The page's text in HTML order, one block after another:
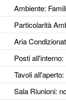
Ambiente:
Particolarità
Aria
Posti all'interno:
Tavoli all'aperto:
Sala Riunioni: